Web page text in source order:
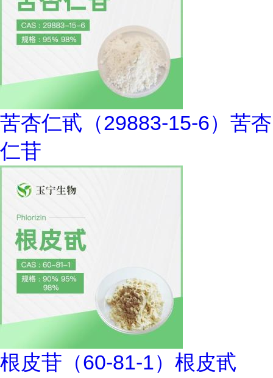
苦杏仁甙（29883-15-6）苦杏
仁苷
根皮苷（60-81-1）根皮甙